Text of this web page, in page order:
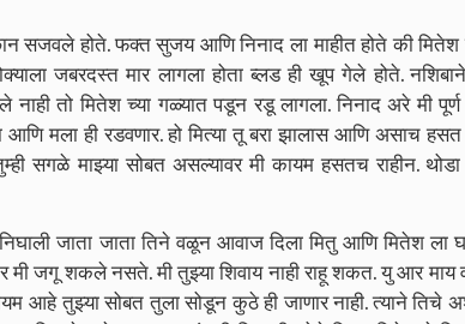
सजवले होते. फक्त सुजय आणि निनाद ला माहीत होते की
जबरदस्त मार लागला होता ब्लड ही खूप गेले होते.
नाही तो मितेश च्या गळ्यात पडून रडू लागला. निनाद अरे मी पूर्ण
मला ही रडवणार. हो मित्या तू बरा झालास आणि असाच हसत
सगळे माझ्या सोबत असल्यावर मी कायम हसतच राहीन.
जाता जाता तिने वळून आवाज दिला मितु आणि मितेश ला
मी जगू शकले नसते. मी तुझ्या शिवाय नाही राहू शकत. यु आर माय
आहे तुझ्या सोबत तुला सोडून कुठे ही जाणार नाही. त्याने तिचे